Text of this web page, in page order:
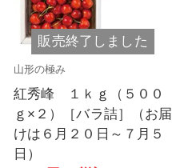
販売終了しました
山形の極み
紅秀峰 １ｋｇ（５００
ｇ×２）［バラ詰］（お届
けは６月２０日～７月５
日）